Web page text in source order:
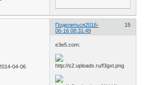
Поделиться 15
2016-
06-16 08:31:49
04-06
e3e5.com: